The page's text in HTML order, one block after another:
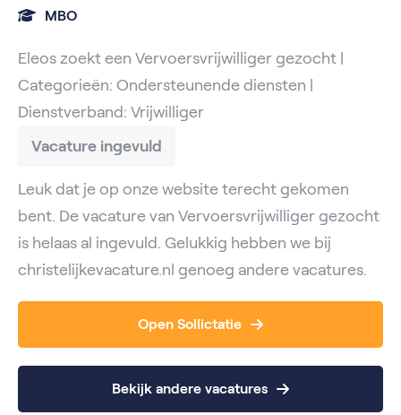
MBO
Eleos zoekt een Vervoersvrijwilliger gezocht |
Categorieën: Ondersteunende diensten |
Dienstverband: Vrijwilliger
Vacature ingevuld
Leuk dat je op onze website terecht gekomen
bent. De vacature van Vervoersvrijwilliger gezocht
is helaas al ingevuld. Gelukkig hebben we bij
christelijkevacature.nl genoeg andere vacatures.
Open Sollictatie
Bekijk andere vacatures